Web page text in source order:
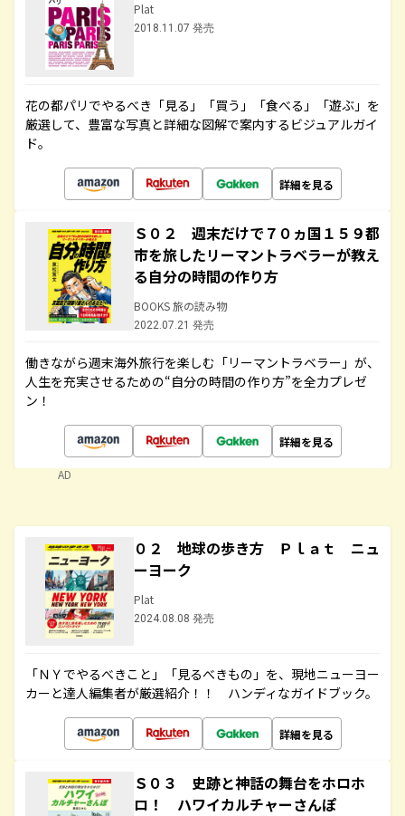
Plat
2018.11.07 発売
花の都パリでやるべき「見る」「買う」「食べる」「遊ぶ」を
厳選して、豊富な写真と詳細な図解で案内するビジュアルガイ
ド。
詳細を見る
Ｓ０２ 週末だけで７０ヵ国１５９都
市を旅したリーマントラベラーが教え
る自分の時間の作り方
BOOKS 旅の読み物
2022.07.21 発売
働きながら週末海外旅行を楽しむ「リーマントラベラー」が、
人生を充実させるための“自分の時間の作り方”を全力プレゼ
ン！
詳細を見る
AD
０２ 地球の歩き方 Ｐｌａｔ ニュ
ーヨーク
Plat
2024.08.08 発売
「ＮＹでやるべきこと」「見るべきもの」を、現地ニューヨー
カーと達人編集者が厳選紹介！！ ハンディなガイドブック。
詳細を見る
Ｓ０３ 史跡と神話の舞台をホロホ
ロ！ ハワイカルチャーさんぽ